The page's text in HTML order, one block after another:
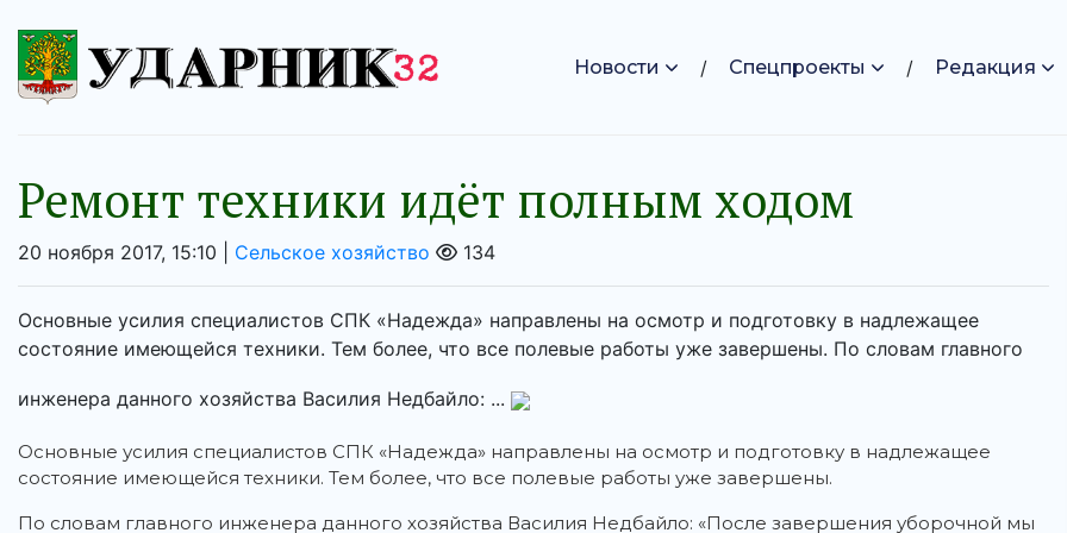
Новости Спецпроекты Редакция
Ремонт техники идёт полным ходом
20 ноября 2017, 15:10 | Сельское хозяйство 134
Основные усилия специалистов СПК «Надежда» направлены на осмотр и подготовку в надлежащее
состояние имеющейся техники. Тем более, что все полевые работы уже завершены. По словам главного
инженера данного хозяйства Василия Недбайло: ...
Основные усилия специалистов СПК «Надежда» направлены на осмотр и подготовку в надлежащее
состояние имеющейся техники. Тем более, что все полевые работы уже завершены.
По словам главного инженера данного хозяйства Василия Недбайло: «После завершения уборочной мы